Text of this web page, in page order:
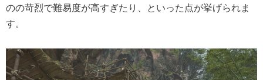
のの苛烈で難易度が高すぎたり、といった点が挙げられま
す。